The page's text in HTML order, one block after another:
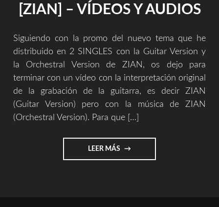
[ZIAN] – VÍDEOS Y AUDIOS
Siguiendo con la promo del nuevo tema que he
distribuido en 2 SINGLES con la Guitar Version y
la Orchestral Version de ZIAN, os dejo para
terminar con un vídeo con la interpretación original
de la grabación de la guitarra, es decir ZIAN
(Guitar Version) pero con la música de ZIAN
(Orchestral Version). Para que […]
LEER MÁS "GRABACIÓN
ORIGINAL